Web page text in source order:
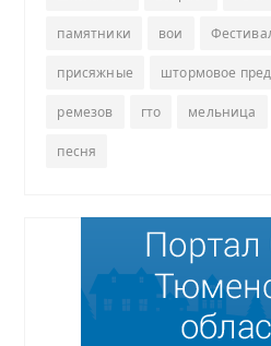
памятники вои
присяжные штормовое
ремезов гто мельница
песня